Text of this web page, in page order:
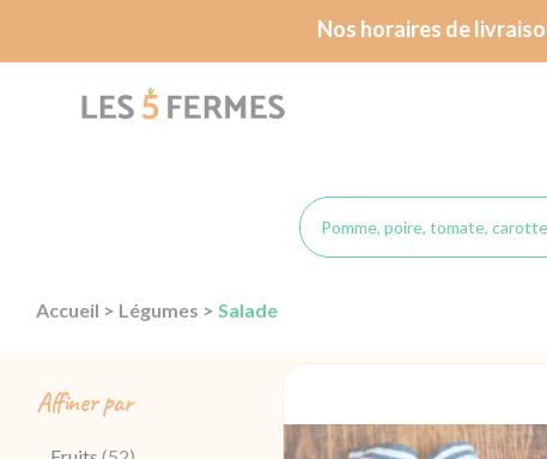
Nos horaires de
Accueil > Légumes > Salade
Affiner par